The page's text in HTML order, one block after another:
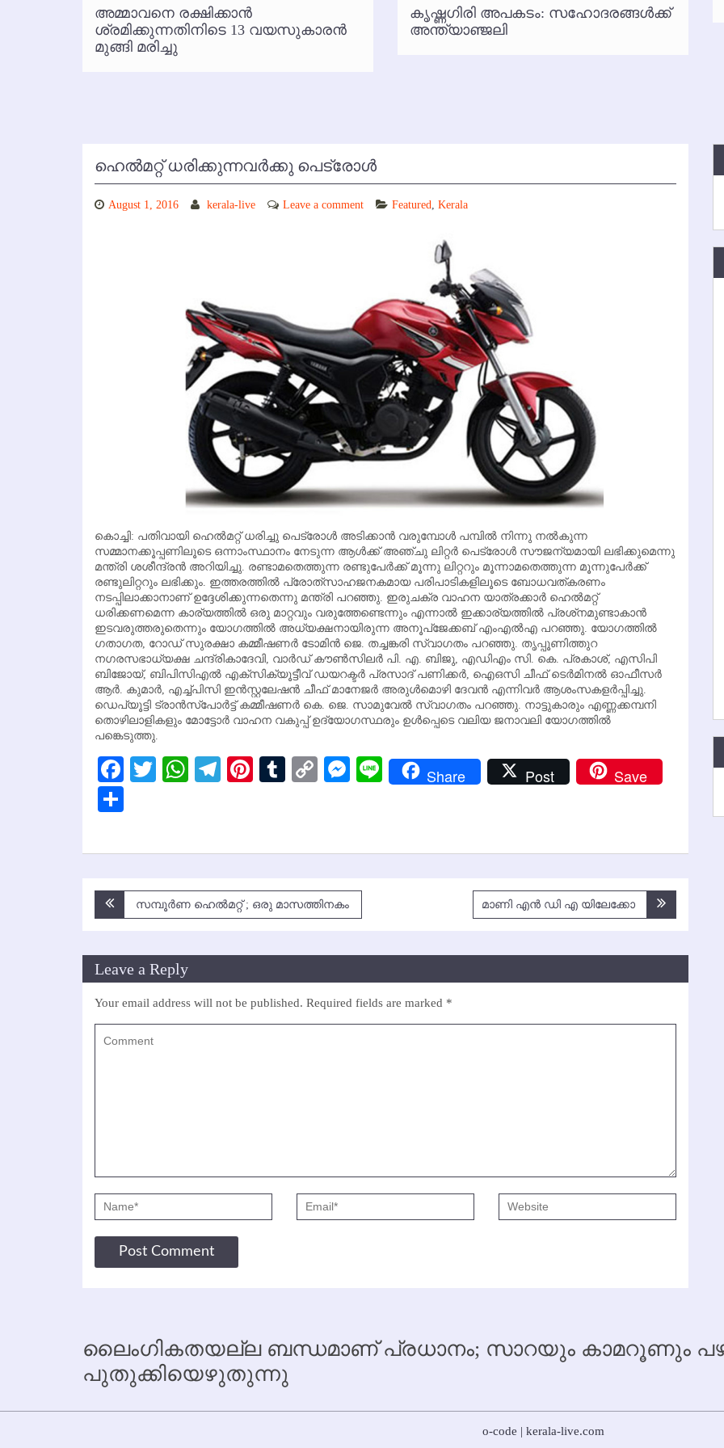
കോഴിക്കോട് വിമാനത്താവളത്തില്‍ അനധികൃത പാര്‍ക്കിംഗ് പിരിവ് : പരാതി തള്ളി
അമ്മാവനെ രക്ഷിക്കാന്‍
ശ്രമിക്കുന്നതിനിടെ 13 വയസുകാരന്‍
മുങ്ങി മരിച്ചു
കൃഷ്ണഗിരി അപകടം: സഹോദരങ്ങള്‍ക്ക്
അന്ത്യാഞ്ജലി
ഹെല്‍മറ്റ് ധരിക്കുന്നവര്‍ക്കു പെട്രോള്‍
August 1, 2016 kerala-live Leave a comment Featured, Kerala
കൊച്ചി: പതിവായി ഹെല്‍മറ്റ് ധരിച്ചു പെട്രോള്‍ അടിക്കാന്‍ വരുമ്പോള്‍ പമ്പില്‍ നിന്നു നല്‍കുന്ന
സമ്മാനക്കൂപ്പണിലൂടെ ഒന്നാംസ്ഥാനം നേടുന്ന ആള്‍ക്ക് അഞ്ചു ലിറ്റര്‍ പെട്രോള്‍ സൗജന്യമായി ലഭിക്കുമെന്നു
മന്ത്രി ശശീന്ദ്രന്‍ അറിയിച്ചു. രണ്ടാമതെത്തുന്ന രണ്ടുപേര്‍ക്ക് മൂന്നു ലിറ്ററും മൂന്നാമതെത്തുന്ന മൂന്നുപേര്‍ക്ക്
രണ്ടുലിറ്ററും ലഭിക്കും. ഇത്തരത്തില്‍ പ്രോത്‌സാഹജനകമായ പരിപാടികളിലൂടെ ബോധവത്കരണം
നടപ്പിലാക്കാനാണ് ഉദ്ദേശിക്കുന്നതെന്നു മന്ത്രി പറഞ്ഞു. ഇരുചക്ര വാഹന യാത്രക്കാര്‍ ഹെല്‍മറ്റ്
ധരിക്കണമെന്ന കാര്യത്തില്‍ ഒരു മാറ്റവും വരുത്തേണ്ടെന്നും എന്നാല്‍ ഇക്കാര്യത്തില്‍ പ്രശ്‌നമുണ്ടാകാന്‍
ഇടവരുത്തരുതെന്നും യോഗത്തില്‍ അധ്യക്ഷനായിരുന്ന അനൂപ്‌ജേക്കബ് എംഎല്‍എ പറഞ്ഞു. യോഗത്തില്‍
ഗതാഗത, റോഡ് സുരക്ഷാ കമ്മീഷണര്‍ ടോമിന്‍ ജെ. തച്ചങ്കരി സ്വാഗതം പറഞ്ഞു. തൃപ്പൂണിത്തുറ
നഗരസഭാധ്യക്ഷ ചന്ദ്രികാദേവി, വാര്‍ഡ് കൗണ്‍സിലര്‍ പി. എ. ബിജു, എഡിഎം സി. കെ. പ്രകാശ്, എസിപി
ബിജോയ്, ബിപിസിഎല്‍ എക്‌സിക്യൂട്ടീവ് ഡയറക്ടര്‍ പ്രസാദ് പണിക്കര്‍, ഐഒസി ചീഫ് ടെര്‍മിനല്‍ ഓഫീസര്‍
ആര്‍. കുമാര്‍, എച്ച്പിസി ഇന്‍സ്റ്റലേഷന്‍ ചീഫ് മാനേജര്‍ അരുള്‍മൊഴി ദേവന്‍ എന്നിവര്‍ ആശംസകളര്‍പ്പിച്ചു.
ഡെപ്യൂട്ടി ട്രാന്‍സ്‌പോര്‍ട്ട് കമ്മീഷണര്‍ കെ. ജെ. സാമുവേല്‍ സ്വാഗതം പറഞ്ഞു. നാട്ടുകാരും എണ്ണക്കമ്പനി
തൊഴിലാളികളും മോട്ടോര്‍ വാഹന വകുപ്പ് ഉദ്യോഗസ്ഥരും ഉള്‍പ്പെടെ വലിയ ജനാവലി യോഗത്തില്‍
പങ്കെടുത്തു.
Facebook
TwitterWhatsApp
Telegram
Pinterest
Tumblr
CopyMessenger
LineShare Post Save
Post
സമ്പൂര്‍ണ ഹെല്‍മറ്റ് ; ഒരു മാസത്തിനകം മാണി എന്‍ ഡി എ യിലേക്കോ
Leave a Reply
Your email address will not be published. Required fields are marked *
ലൈംഗികതയല്ല ബന്ധമാണ് പ്രധാനം; സാറയും കാമറൂണും
പുതുക്കിയെഴുതുന്നു
o-code | kerala-live.com